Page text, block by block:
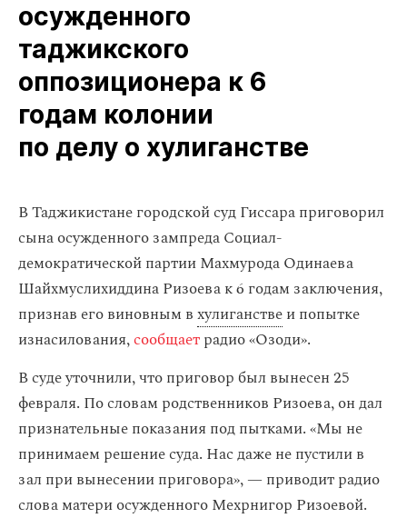
осужденного
таджикского
оппозиционера к 6
годам колонии
по делу о хулиганстве
В Таджикистане городской суд Гиссара приговорил
сына осужденного зампреда Социал-
демократической партии Махмурода Одинаева
Шайхмуслихиддина Ризоева к 6 годам заключения,
признав его виновным вхулиганствеи попытке
изнасилования,сообщаетрадио «Озоди».
В суде уточнили, что приговор был вынесен 25
февраля. По словам родственников Ризоева, он дал
признательные показания под пытками. «Мы не
принимаем решение суда. Нас даже не пустили в
зал при вынесении приговора», — приводит радио
слова матери осужденного Мехрнигор Ризоевой.